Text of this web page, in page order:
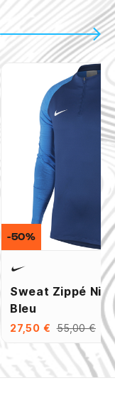
Sweat Zippé
Bleu
27,50 € 55,00 €
-50%